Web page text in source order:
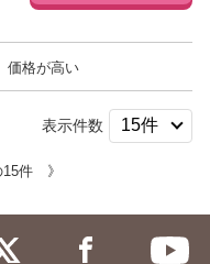
価格が高い
表示件数
15件 》